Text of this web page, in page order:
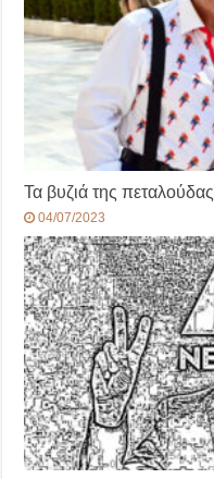
Τα βυζιά της πεταλούδας
04/07/2023